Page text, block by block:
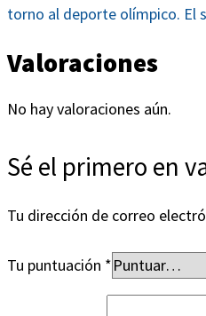
torno al deporte olímpico. El
Valoraciones
No hay valoraciones aún.
Sé el primero en
Tu dirección de correo
Tu puntuación *